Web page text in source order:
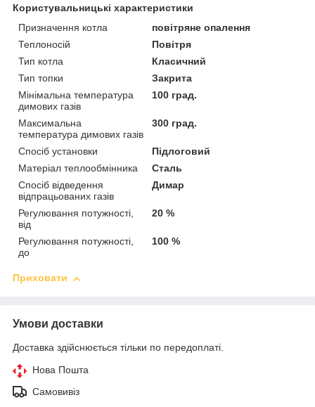
Користувальницькі характеристики
Призначення котла
повітряне опалення
Теплоносій
Повітря
Тип котла
Класичний
Тип топки
Закрита
Мінімальна температура
димових газів
100 град.
Максимальна
температура димових газів
300 град.
Спосіб установки
Підлоговий
Матеріал теплообмінника
Сталь
Спосіб відведення
відпрацьованих газів
Димар
Регулювання потужності,
від
20 %
Регулювання потужності,
до
100 %
Приховати
Умови доставки
Доставка здійснюється тільки по передоплаті.
Нова Пошта
Самовивіз